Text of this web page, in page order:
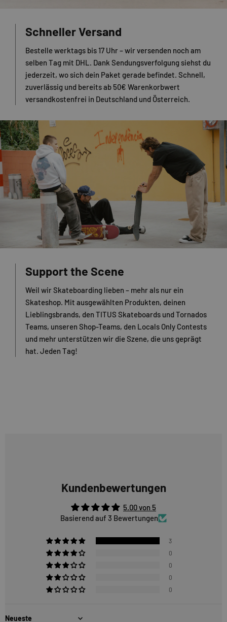
Schneller Versand
Bestelle werktags bis 17 Uhr – wir versenden noch am
selben Tag mit DHL. Dank Sendungsverfolgung siehst du
jederzeit, wo sich dein Paket gerade befindet. Schnell,
zuverlässig und bereits ab 50€ Warenkorbwert
versandkostenfrei in Deutschland und Österreich.
Support the Scene
Weil wir Skateboarding lieben – mehr als nur ein
Skateshop. Mit ausgewählten Produkten, deinen
Lieblingsbrands, den TITUS Skateboards und Tornados
Teams, unseren Shop-Teams, den Locals Only Contests
und mehr unterstützen wir die Szene, die uns geprägt
hat. Jeden Tag!
Kundenbewertungen
5.00 von 5
Basierend auf 3 Bewertungen
3
0
0
0
0